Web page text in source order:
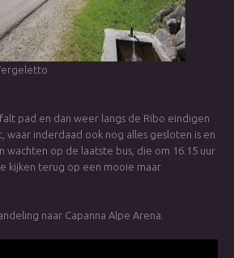
pad en dan weer langs de Ribo eindigen
waar inderdaad ook nog alles gesloten is en
op de laatste bus, die om 16.15 uur
kijken terug op een mooie maar
naar Capanna Alpe Arena.